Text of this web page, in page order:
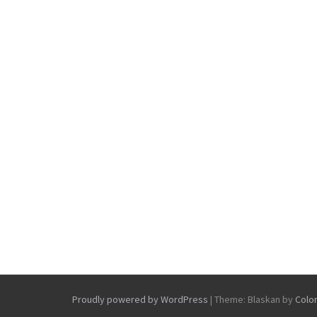
Proudly powered by WordPress | Theme: Blaskan by